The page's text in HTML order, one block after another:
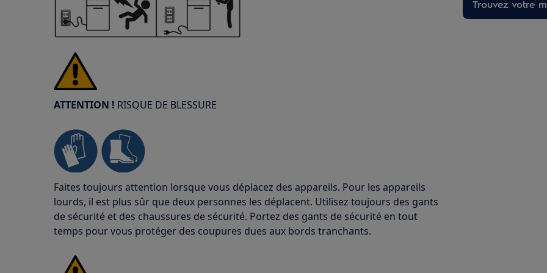
ATTENTION ! RISQUE DE BLESSURE
Faites toujours attention lorsque vous déplacez des appareils. Pour les appareils
lourds, il est plus sûr que deux personnes les déplacent. Utilisez toujours des gants
de sécurité et des chaussures de sécurité. Portez des gants de sécurité en tout
temps pour vous protéger des coupures dues aux bords tranchants.
Trouvez votre